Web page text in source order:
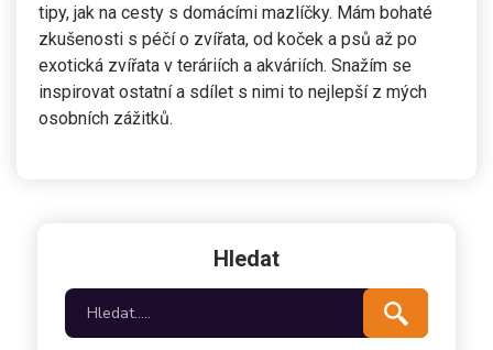
tipy, jak na cesty s domácími mazlíčky. Mám bohaté
zkušenosti s péčí o zvířata, od koček a psů až po
exotická zvířata v teráriích a akváriích. Snažím se
inspirovat ostatní a sdílet s nimi to nejlepší z mých
osobních zážitků.
Hledat